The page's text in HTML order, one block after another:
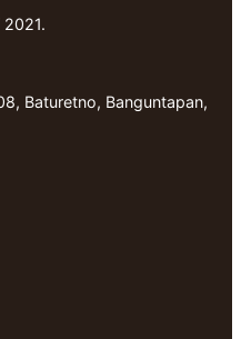
Baturetno, Banguntapan,